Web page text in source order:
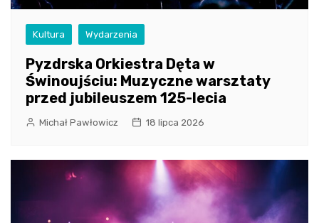
Kultura Wydarzenia
Pyzdrska Orkiestra Dęta w
Świnoujściu: Muzyczne warsztaty
przed jubileuszem 125-lecia
Michał Pawłowicz 18 lipca 2026